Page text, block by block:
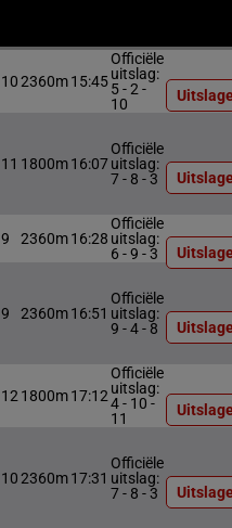
102360m15:45
Officiële
uitslag:
5 - 2 -
10
11 1800m16:07
Officiële
uitslag:
7 - 8 - 3
9 2360m16:28
Officiële
uitslag:
6 - 9 - 3
9 2360m16:51
Officiële
uitslag:
9 - 4 - 8
12 1800m17:12
Officiële
uitslag:
4 - 10 -
11
102360m17:31
Officiële
uitslag:
7 - 8 - 3